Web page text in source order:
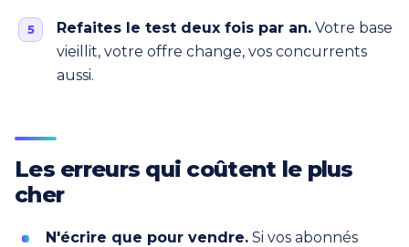
Refaites le test deux fois par an. Votre base
vieillit, votre offre change, vos concurrents
aussi.
Les erreurs qui coûtent le plus
cher
N'écrire que pour vendre. Si vos abonnés